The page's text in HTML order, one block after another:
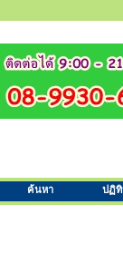
ค้นหา ปฏิ